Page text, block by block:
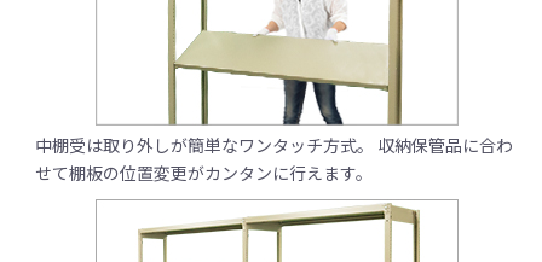
中棚受は取り外しが簡単なワンタッチ方式。 収納保管品に合わ
せて棚板の位置変更がカンタンに行えます。